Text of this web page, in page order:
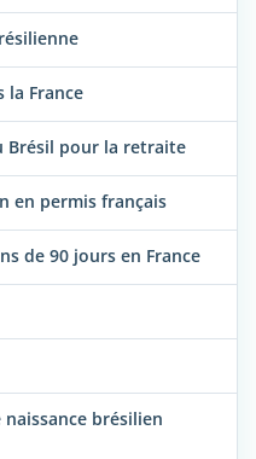
la France
Brésil pour la retraite
en permis français
de 90 jours en France
brésilien